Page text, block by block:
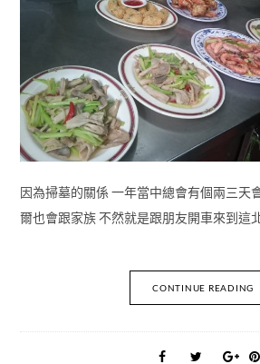
因為掃墓的關係 一年當中總會有個兩三天
爾也會跟家族 不然就是跟朋友開車來到這
CONTINUE READING